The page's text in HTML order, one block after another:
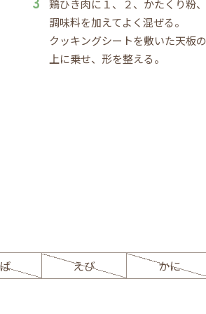
鶏ひき肉に１、２、かたくり粉、
調味料を加えてよく混ぜる。
クッキングシートを敷いた天板の
上に乗せ、形を整える。
えび かに